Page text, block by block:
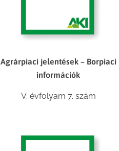
Agrárpiaci jelentések – Borpiaci
információk
V. évfolyam 7. szám